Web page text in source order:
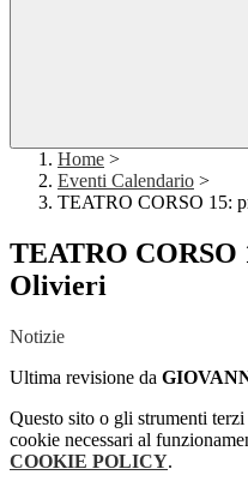
Home >
Eventi Calendario >
TEATRO CORSO 15:
TEATRO CORSO
Olivieri
Notizie
Ultima revisione da
Questo sito o gli strumenti
cookie necessari al
COOKIE POLICY.